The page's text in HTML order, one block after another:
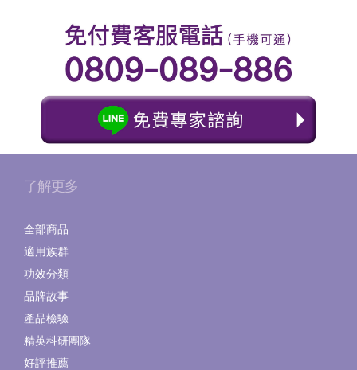
了解更多
全部商品
適用族群
功效分類
品牌故事
產品檢驗
精英科研團隊
好評推薦